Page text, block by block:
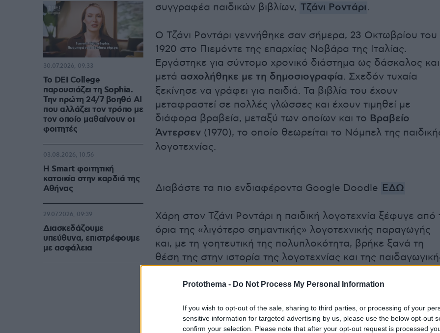
Protothema - Do Not Process My Personal Information
If you wish to opt-out of the sale, sharing to third parties, or processing of your
sensitive information for targeted advertising by us, please use the below opt-out
confirm your selection. Please note that after your opt-out request is processed
συγγραφέα παιδικών βιβλίων, Τζάνι Ροντάρι.
Ο Τζάνι Ροντάρι γεννήθηκε σαν σήμερα, 23 Οκτωβρίου του
1920 στο Πιεμόντε της επαρχίας Νοβάρα της Ιταλίας.
Εργάστηκε για σύντομο χρονικό διάστημα ως δάσκαλος και
μετά ασχολήθηκε με τη δημοσιογραφία. Σχεδόν τυχαία
ξεκίνησε να γράφει για παιδιά. Τα βιβλία του έχουν
μεταφραστεί σε πολλές γλώσσες και έχουν τιμηθεί με
διάφορα βραβεία, μεταξύ των οποίων και το Βραβείο
Άντερσεν (1970), το οποίο θεωρείται το Νόμπελ της
λογοτεχνίας.
Διαβάστε τα πιο ενδιαφέροντα Google Doodle ΕΔΩ
Χάρη στον Τζάνι Ροντάρι η παιδική λογοτεχνία ξέφυγε από
όρια της «λιγότερο σημαντικής» λογοτεχνικής παραγωγής
και, με τη γοητευτική της πολυπλοκότητα, βρήκε ξανά τη
θέση της στην ιστορία της λογοτεχνίας και της
διαχρονικότητα των θεμάτων του, το ανήσυχο πνεύμα των
διαμαρτυρία. Με το χιούμορ του παραλόγου, το παιχνίδι των
στερεοτύπων και τις ευφάνταστες αλλοιώσεις της
Το DEI College
παρουσιάζει τη Sophia.
Την πρώτη 24/7 βοηθό AI
που αλλάζει τον τρόπο με
τον οποίο μαθαίνουν οι
φοιτητές
30.07.2026, 09:33
Η Smart φοιτητική
κατοικία στην καρδιά της
Αθήνας
03.08.2026, 10:56
Διασκεδάζουμε
υπεύθυνα, επιστρέφουμε
με ασφάλεια
29.07.2026, 09:39